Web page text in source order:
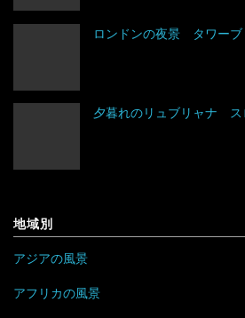
ロンドンの夜景 タワー
夕暮れのリュブリャナ ス
地域別
アジアの風景
アフリカの風景
パキスタン
ブータン
ブルガリア
ベルギー
マルタ
イエメン
コスタリカ
ジャマイカ
トリニダード・トバゴ
エチオピア
カメルーン
ザンビア
ジンバブエ